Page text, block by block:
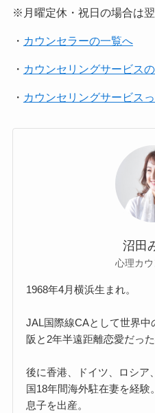
※月曜定休・祝日の場合は
・ カウンセラーの一覧へ
・ カウンセリングサービス
・ カウンセリングサービス
沼田
心理カ
1968年4月横浜生まれ。
JAL国際線CAとして世界
阪と2年半遠距離恋愛だっ
後に香港、ドイツ、ロシア
国18年間海外駐在妻を経
息子を出産。